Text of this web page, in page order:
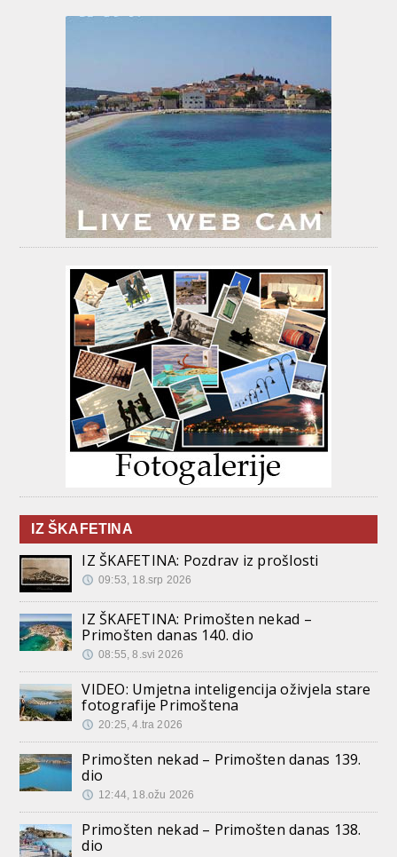
IZ ŠKAFETINA
IZ ŠKAFETINA: Pozdrav iz prošlosti
09:53, 18.srp 2026
IZ ŠKAFETINA: Primošten nekad –
Primošten danas 140. dio
08:55, 8.svi 2026
VIDEO: Umjetna inteligencija oživjela stare
fotografije Primoštena
20:25, 4.tra 2026
Primošten nekad – Primošten danas 139.
dio
12:44, 18.ožu 2026
Primošten nekad – Primošten danas 138.
dio